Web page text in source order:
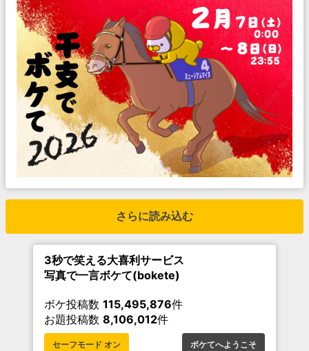
さらに読み込む
3秒で笑える大喜利サービス
写真で一言ボケて(bokete)
ボケ投稿数 115,495,876件
お題投稿数 8,106,012件
セーフモード オン ボケてへようこそ